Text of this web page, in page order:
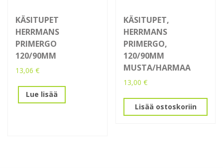
KÄSITUPET
HERRMANS
PRIMERGO
120/90MM
13,06 €
Lue lisää
KÄSITUPET,
HERRMANS
PRIMERGO,
120/90MM
MUSTA/HARMAA
13,00€
Lisää ostoskoriin